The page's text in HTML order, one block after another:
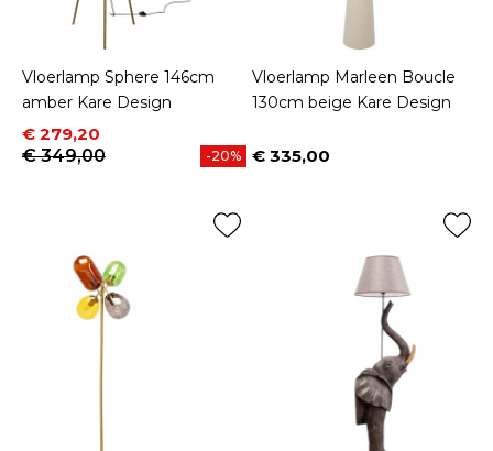
Vloerlamp Sphere 146cm
amber Kare Design
Prijs
€ 279,20
Normale prijs
€ 349,00
-20%
Vloerlamp Marleen Boucle
130cm beige Kare Design
Prijs
€ 335,00